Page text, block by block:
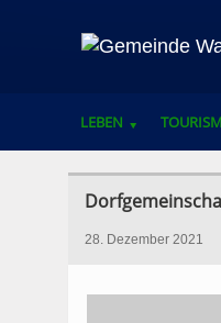
LEBEN
28. Dezember 2021